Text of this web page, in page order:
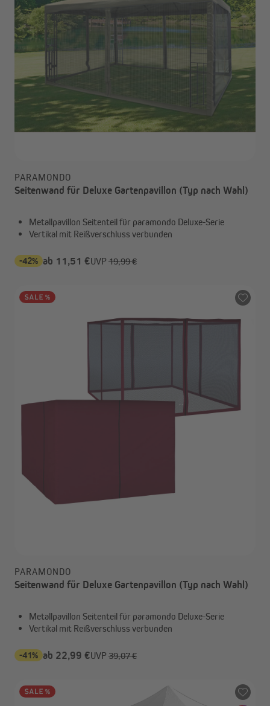
PARAMONDO
Seitenwand für Deluxe Gartenpavillon (Typ nach Wahl)
Metallpavillon Seitenteil für paramondo Deluxe-Serie
Vertikal mit Reißverschluss verbunden
-42% ab 11,51 €UVP 19,99 €
PARAMONDO
Seitenwand für Deluxe Gartenpavillon (Typ nach Wahl)
Metallpavillon Seitenteil für paramondo Deluxe-Serie
Vertikal mit Reißverschluss verbunden
-41% ab 22,99 €UVP 39,07 €